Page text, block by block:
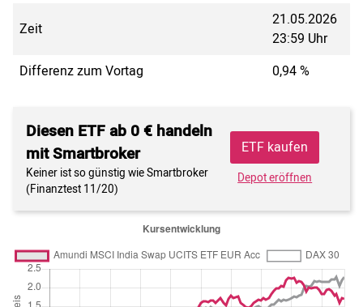
Zeit
21.05.2026
23:59 Uhr
Differenz zum Vortag
0,94 %
Diesen ETF ab 0 € handeln
mit Smartbroker
Keiner ist so günstig wie Smartbroker
(Finanztest 11/20)
ETF kaufen
Depot eröffnen